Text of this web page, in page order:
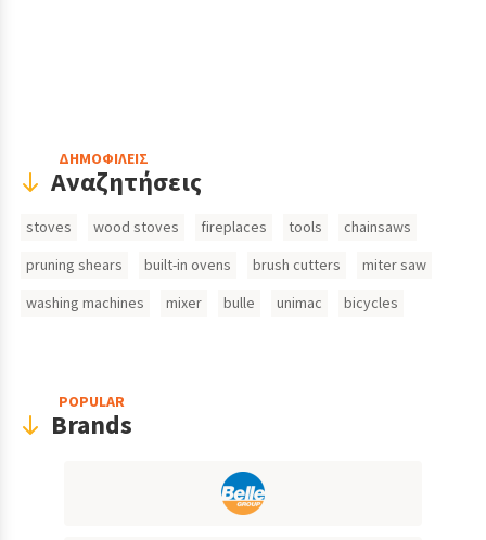
HeaderΔΗΜΟΦΙΛΕΙΣ
Αναζητήσεις
Search
stoves wood stoves fireplaces tools
chainsaws
pruning shears
built-in ovens brush cutters
miter saw
washing machines
mixer bulle unimac bicycles
POPULAR
Brands